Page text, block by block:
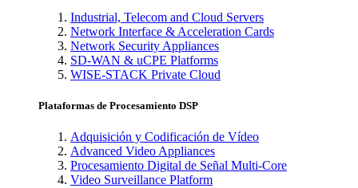
Industrial, Telecom and Cloud Servers
Network Interface & Acceleration Cards
Network Security Appliances
SD-WAN & uCPE Platforms
WISE-STACK Private Cloud
Plataformas de Procesamiento DSP
Adquisición y Codificación de Vídeo
Advanced Video Appliances
Procesamiento Digital de Señal Multi-Core
Video Surveillance Platform